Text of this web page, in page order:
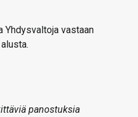
Yhdysvaltoja vastaan
panostuksia